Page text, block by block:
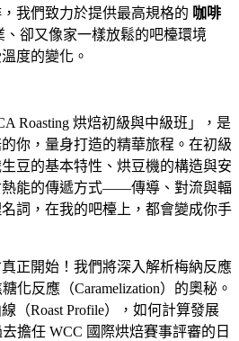
我們致力於提供最高規格的 咖啡
卻又像家一樣放鬆的吧檯環境
度的變化。
Roasting 烘焙初級與中級班」，是
你，量身打造的精華旅程。在初級
豆的基本特性、烘豆機的構造與安
熱能的傳遞方式——傳導、對流與輻
詞，在我的吧檯上，都會變成你手
正開始！我們將深入解析梅納反應
糖化反應（Caramelization）的奧秘。
（Roast Profile），如何計算發展
擔任 WCC 國際烘焙賽事評審的日